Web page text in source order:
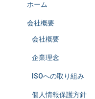
ホーム
会社概要
会社概要
企業理念
ISOへの取り組み
個人情報保護方針